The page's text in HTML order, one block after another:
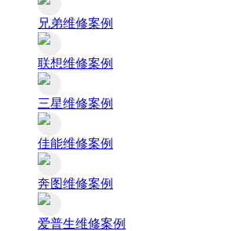
兄弟维修案例
联想维修案例
三星维修案例
佳能维修案例
奔图维修案例
爱普生维修案例